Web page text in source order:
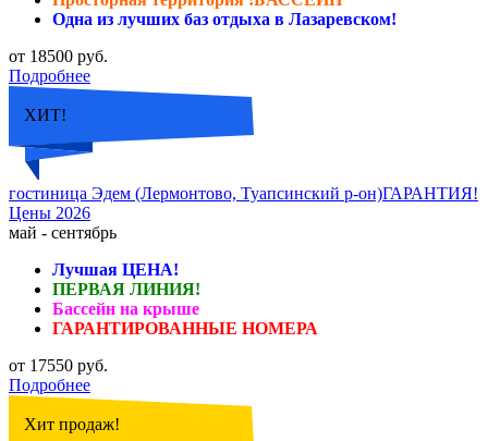
Одна из лучших баз отдыха в Лазаревском!
от 18500 руб.
Подробнее
ХИТ!
гостиница Эдем (Лермонтово, Туапсинский р-он)ГАРАНТИЯ!
Цены 2026
май - сентябрь
Лучшая ЦЕНА!
ПЕРВАЯ ЛИНИЯ!
Бассейн на крыше
ГАРАНТИРОВАННЫЕ НОМЕРА
от 17550 руб.
Подробнее
Хит продаж!